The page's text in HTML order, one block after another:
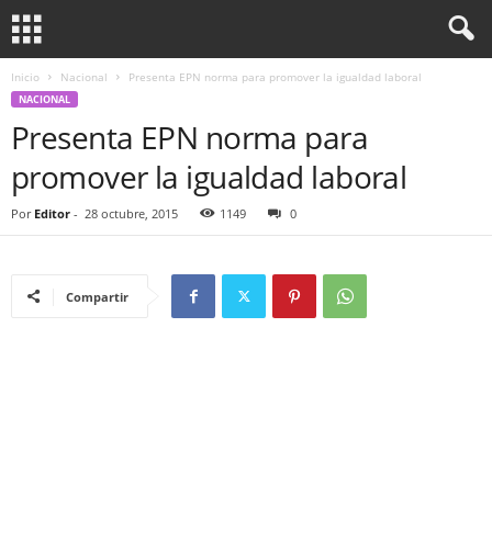
Inicio Nacional Presenta EPN norma para promover la igualdad laboral
NACIONAL
Presenta EPN norma para
promover la igualdad laboral
Por Editor - 28 octubre, 2015 1149 0
Compartir